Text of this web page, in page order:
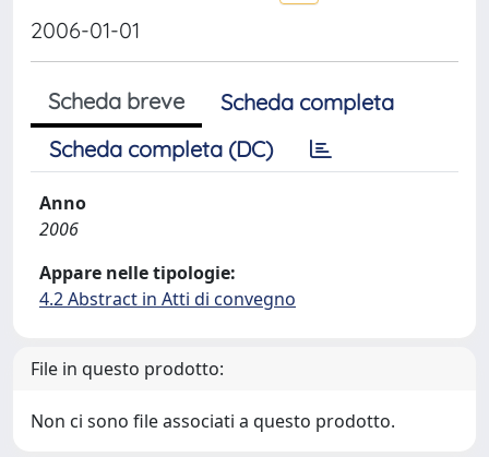
2006-01-01
Scheda breve
Scheda completa
Scheda completa (DC)
Anno
2006
Appare nelle tipologie:
4.2 Abstract in Atti di convegno
File in questo prodotto:
Non ci sono file associati a questo prodotto.